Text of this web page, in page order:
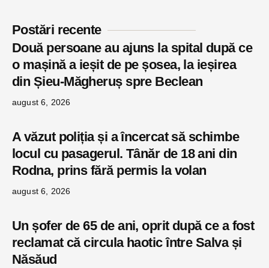
Postări recente
Două persoane au ajuns la spital după ce
o mașină a ieșit de pe șosea, la ieșirea
din Șieu-Măgheruș spre Beclean
august 6, 2026
A văzut poliția și a încercat să schimbe
locul cu pasagerul. Tânăr de 18 ani din
Rodna, prins fără permis la volan
august 6, 2026
Un șofer de 65 de ani, oprit după ce a fost
reclamat că circula haotic între Salva și
Năsăud